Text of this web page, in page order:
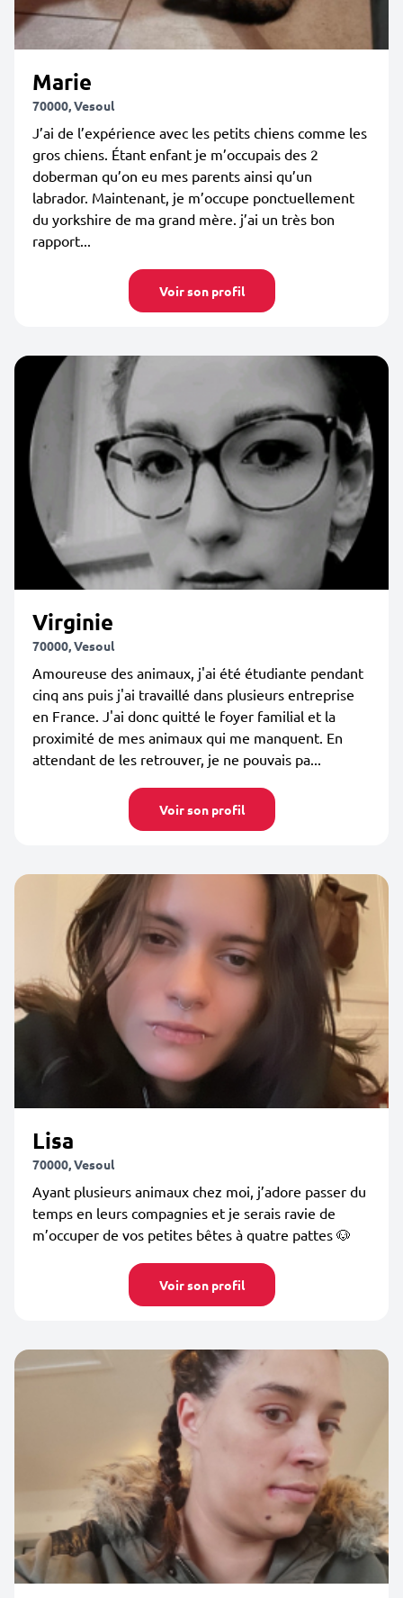
Marie
70000, Vesoul
J’ai de l’expérience avec les petits chiens comme les
gros chiens. Étant enfant je m’occupais des 2
doberman qu’on eu mes parents ainsi qu’un
labrador. Maintenant, je m’occupe ponctuellement
du yorkshire de ma grand mère. j’ai un très bon
rapport...
Voir son profil
Virginie
70000, Vesoul
Amoureuse des animaux, j'ai été étudiante pendant
cinq ans puis j'ai travaillé dans plusieurs entreprise
en France. J'ai donc quitté le foyer familial et la
proximité de mes animaux qui me manquent. En
attendant de les retrouver, je ne pouvais pa...
Voir son profil
Lisa
70000, Vesoul
Ayant plusieurs animaux chez moi, j’adore passer du
temps en leurs compagnies et je serais ravie de
m’occuper de vos petites bêtes à quatre pattes 🐶
Voir son profil